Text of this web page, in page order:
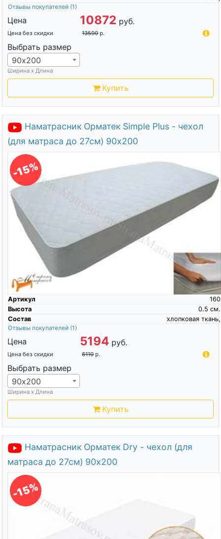
Отзывы покупателей (1)
Цена 10872 руб.
Цена без скидки 13590 р.
Выбрать размер
90х200
Ширина х Длина
Купить
Наматрасник Орматек Simple Plus - чехол
(для матраса до 27см) 90х200
-15%
Артикул
160
Высота
см.
0.5
Состав
хлопковая ткань,
Отзывы покупателей (1)
Цена 5194 руб.
Цена без скидки 6110 р.
Выбрать размер
90х200
Ширина х Длина
Купить
Наматрасник Орматек Dry - чехол (для
матраса до 27см) 90х200
-15%